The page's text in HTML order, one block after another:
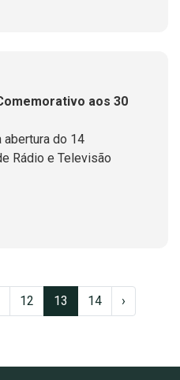
aos 30
abertura do 14
Rádio e Televisão
12 13 14 ›